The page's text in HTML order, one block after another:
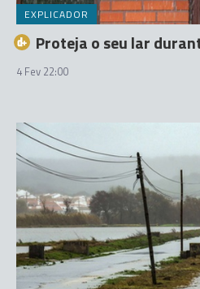
EXPLICADOR
Proteja o seu lar
4 Fev 22:00